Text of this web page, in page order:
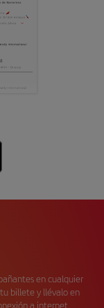
en cualquier
billete y llévalo en
a internet.